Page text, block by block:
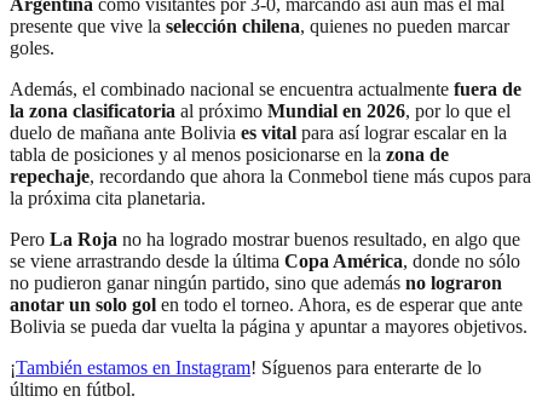
Argentina como visitantes por 3-0, marcando así aún más el mal
presente que vive la selección chilena, quienes no pueden marcar
goles.
Además, el combinado nacional se encuentra actualmente fuera de
la zona clasificatoria al próximo Mundial en 2026, por lo que el
duelo de mañana ante Bolivia es vital para así lograr escalar en la
tabla de posiciones y al menos posicionarse en la zona de
repechaje, recordando que ahora la Conmebol tiene más cupos para
la próxima cita planetaria.
Pero La Roja no ha logrado mostrar buenos resultado, en algo que
se viene arrastrando desde la última Copa América, donde no sólo
no pudieron ganar ningún partido, sino que además no lograron
anotar un solo gol en todo el torneo. Ahora, es de esperar que ante
Bolivia se pueda dar vuelta la página y apuntar a mayores objetivos.
¡También estamos en Instagram! Síguenos para enterarte de lo
último en fútbol.